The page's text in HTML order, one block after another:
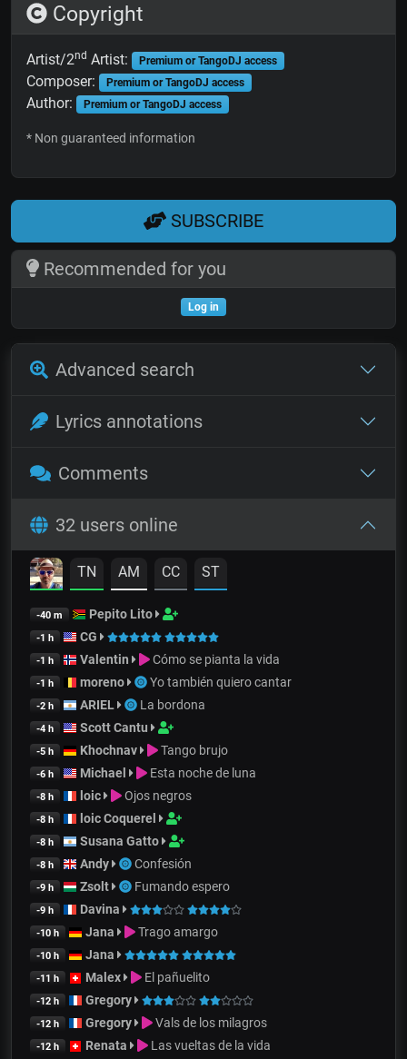
Copyright
Artist/2nd Artist: Premium or TangoDJ access
Composer: Premium or TangoDJ access
Author: Premium or TangoDJ access
* Non guaranteed information
SUBSCRIBE
Recommended for you
Log in
Advanced search
Lyrics annotations
Comments
32 users online
TN AM CC ST
-40 m Pepito Lito
-1 h CG
-1 h Valentin Cómo se pianta la vida
-1 h moreno Yo también quiero cantar
-2 h ARIEL La bordona
-4 h Scott Cantu
-5 h Khochnav Tango brujo
-6 h Michael Esta noche de luna
-8 h loic Ojos negros
-8 h loic Coquerel
-8 h Susana Gatto
-8 h Andy Confesión
-9 h Zsolt Fumando espero
-9 h Davina
-10 h Jana Trago amargo
-10 h Jana
-11 h Malex El pañuelito
-12 h Gregory
-12 h Gregory Vals de los milagros
-12 h Renata Las vueltas de la vida